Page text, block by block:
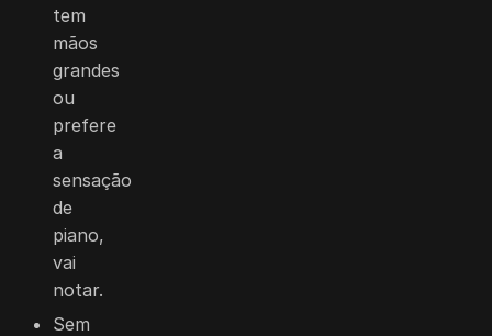
tem
mãos
grandes
ou
prefere
a
sensação
de
piano,
vai
notar.
Sem